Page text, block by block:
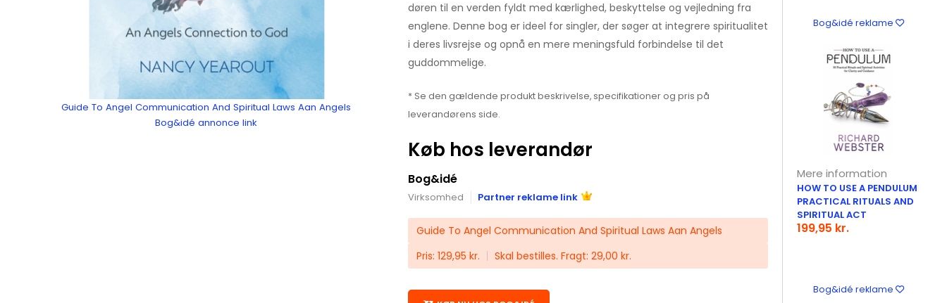
Guide To Angel Communication And Spiritual Laws Aan Angels
Bog&idé annonce link
døren til en verden fyldt med kærlighed, beskyttelse og vejledning fra
englene. Denne bog er ideel for singler, der søger at integrere spiritualitet
i deres livsrejse og opnå en mere meningsfuld forbindelse til det
guddommelige.
* Se den gældende produkt beskrivelse, specifikationer og pris på
leverandørens side.
Køb hos leverandør
Bog&idé
Virksomhed Partner reklame link
Guide To Angel Communication And Spiritual Laws Aan Angels
Pris: 129,95 kr.
Skal bestilles. Fragt: 29,00 kr.
Bog&idé reklame
Mere information
HOW TO USE A PENDULUM
PRACTICAL RITUALS AND
SPIRITUAL ACT
199,95 kr.
Bog&idé reklame